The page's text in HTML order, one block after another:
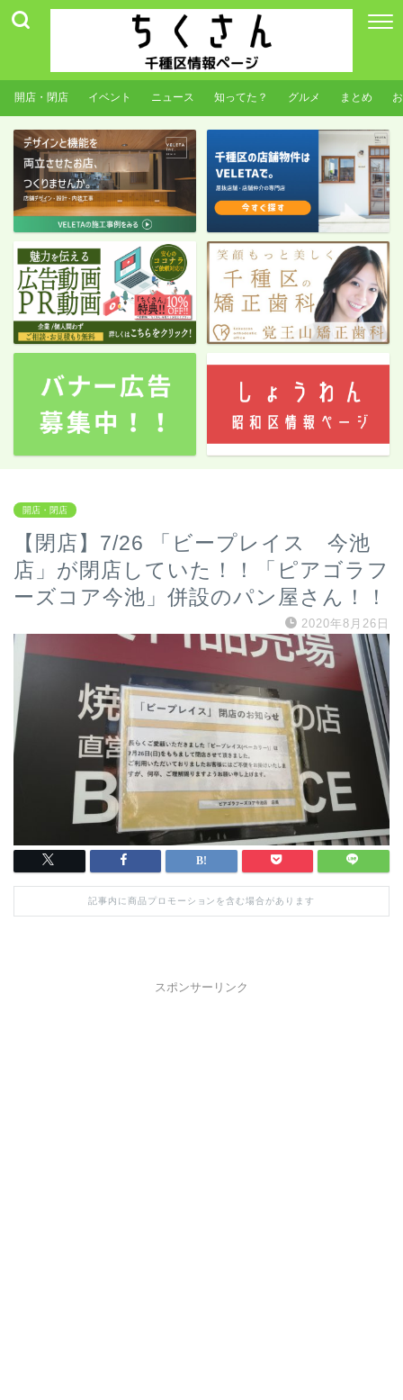
開店・閉店 イベント ニュース 知ってた？ グルメ まとめ
開店・閉店
【閉店】7/26 「ビープレイス 今池
店」が閉店していた！！「ピアゴラフ
ーズコア今池」併設のパン屋さん！！
2020年8月26日
記事内に商品プロモーションを含む場合があります
スポンサーリンク